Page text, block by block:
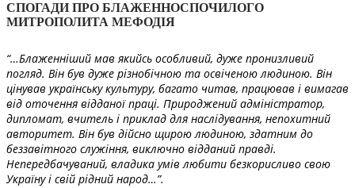
СПОГАДИ ПРО БЛАЖЕННОСПОЧИЛОГО
МИТРОПОЛИТА МЕФОДІЯ
“…Блаженніший мав якийсь особливий, дуже пронизливий
погляд. Він був дуже різнобічною та освіченою людиною. Він
цінував українську культуру, багато читав, працював і вимагав
від оточення відданої праці. Природжений адміністратор,
дипломат, вчитель і приклад для наслідування, непохитний
авторитет. Він був дійсно щирою людиною, здатним до
беззавітного служіння, виключно відданий правді.
Непередбачуваний, владика умів любити безкорисливо свою
Україну і свій рідний народ…”.